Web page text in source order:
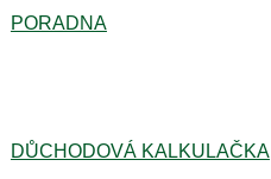
PORADNA
DŮCHODOVÁ KALKULAČKA